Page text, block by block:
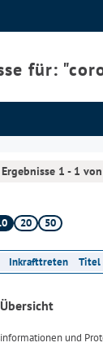
für: "
Ergebnisse 1 - 1
20 50
Inkrafttreten Titel
und